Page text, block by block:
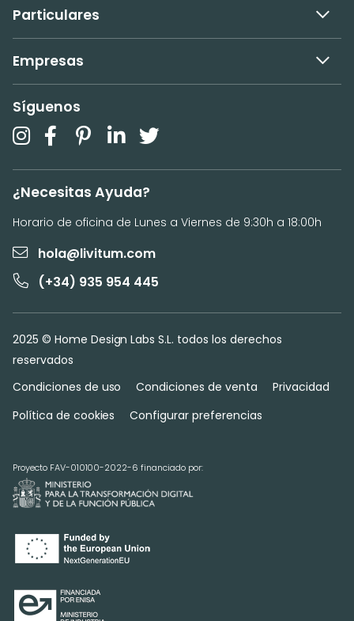
Particulares
Empresas
Síguenos
¿Necesitas Ayuda?
Horario de oficina de Lunes a Viernes de 9:30h a 18:00h
hola@livitum.com
(+34) 935 954 445
2025 © Home Design Labs S.L. todos los derechos
reservados
Condiciones de uso
Condiciones de venta
Privacidad
Política de cookies
Configurar preferencias
Proyecto FAV-010100-2022-6 financiado por: